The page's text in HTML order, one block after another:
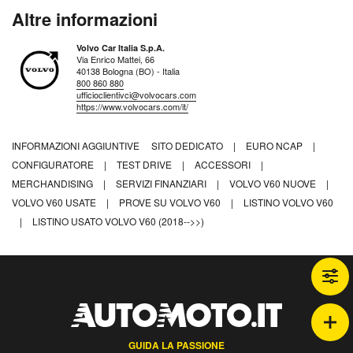
Altre informazioni
Volvo Car Italia S.p.A.
Via Enrico Mattei, 66
40138 Bologna (BO) - Italia
800 860 880
ufficioclientivci@volvocars.com
https://www.volvocars.com/it/
INFORMAZIONI AGGIUNTIVE SITO DEDICATO | EURO NCAP
|
CONFIGURATORE
| TEST DRIVE | ACCESSORI
|
MERCHANDISING
| SERVIZI FINANZIARI | VOLVO V60 NUOVE
|
VOLVO V60 USATE
| PROVE SU VOLVO V60 |
LISTINO VOLVO V60
|
LISTINO USATO VOLVO V60 (2018-->>)
GUIDA LA PASSIONE